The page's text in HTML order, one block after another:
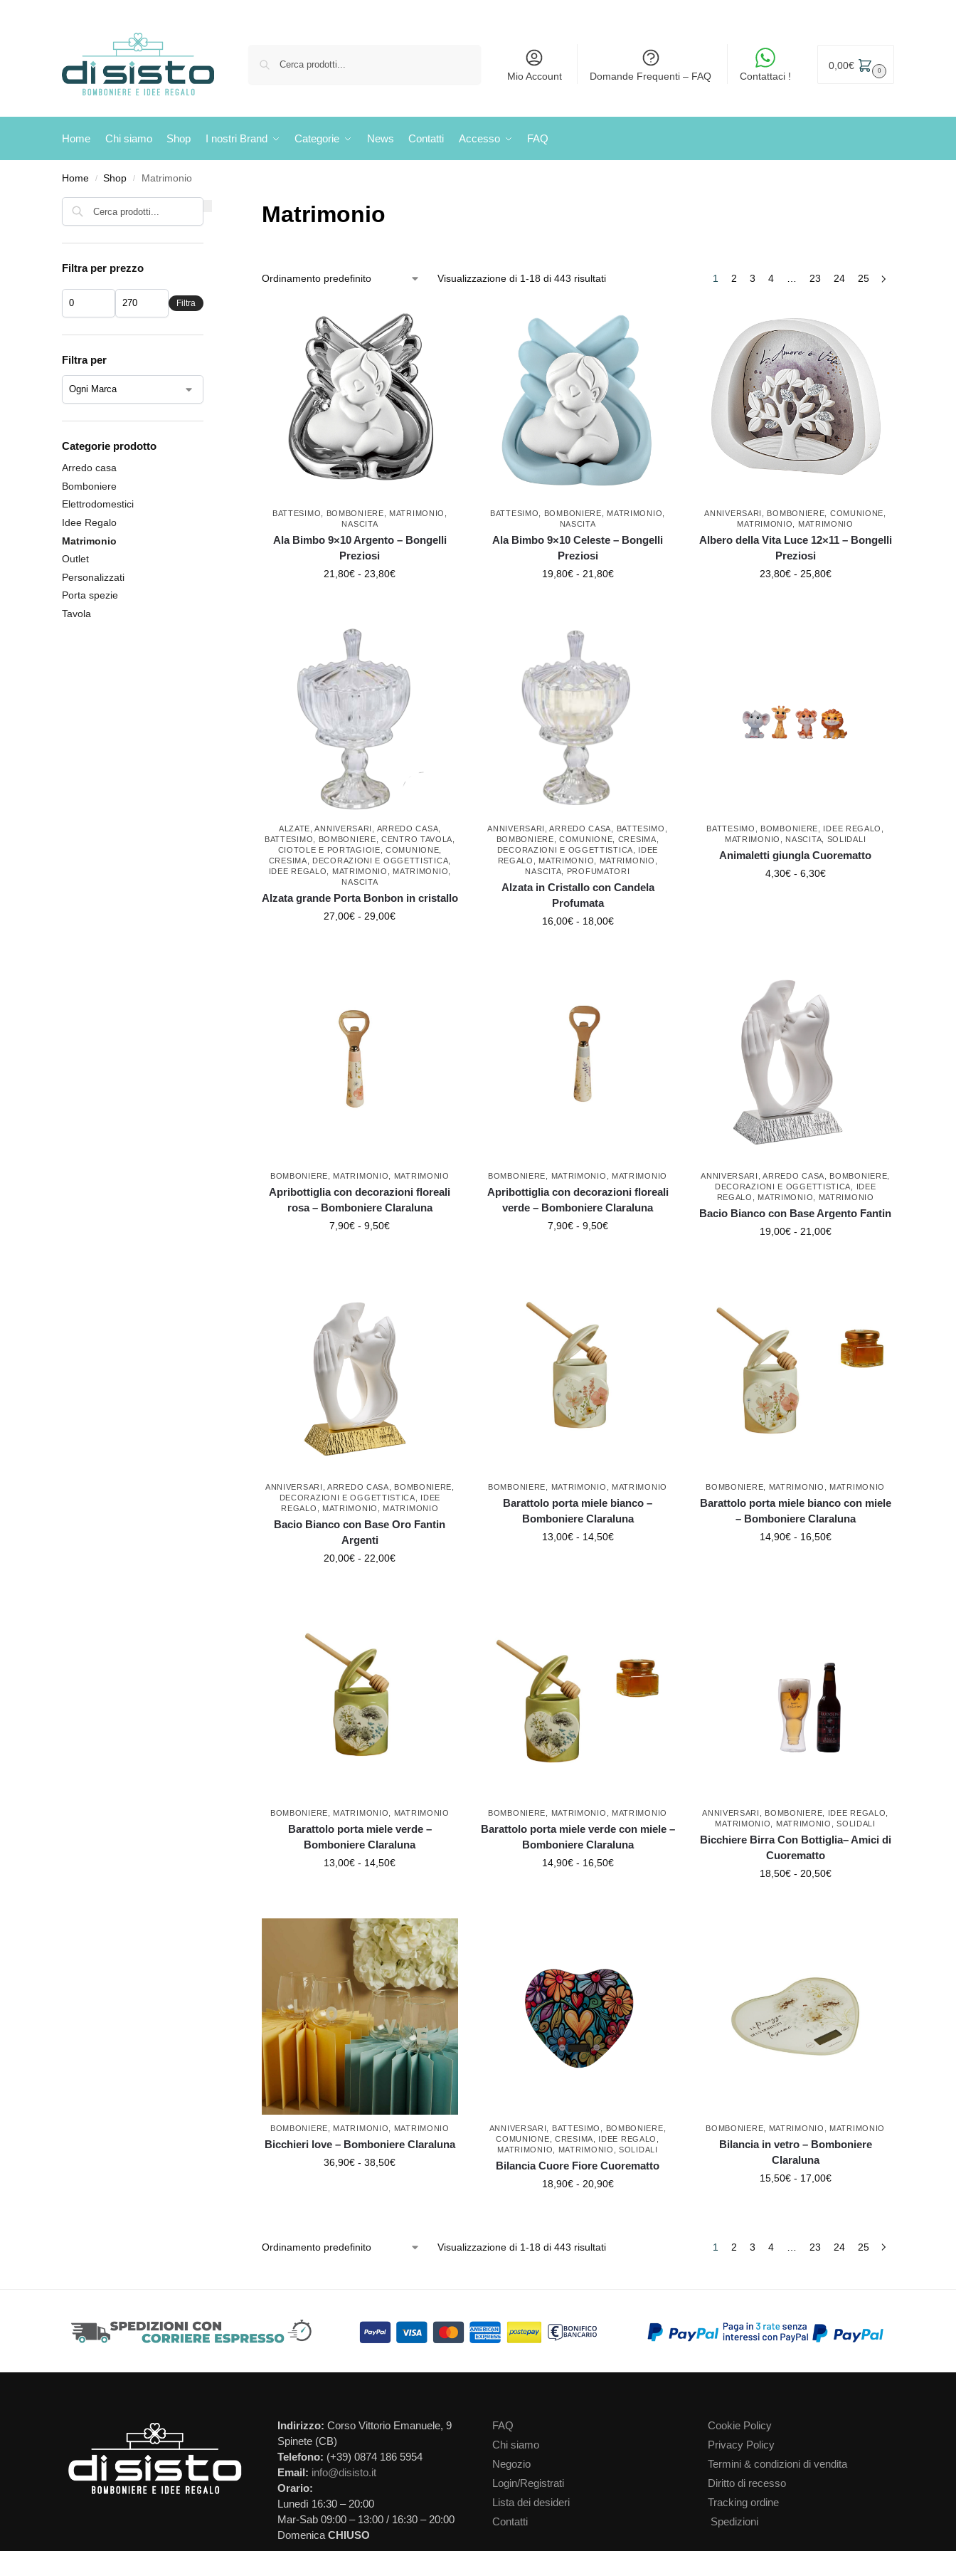
Mio Account Domande Frequenti – FAQ Contattaci !
0,00€ 0
Home Chi siamo Shop I nostri Brand Categorie News Contatti Accesso FAQ
Home / Shop / Matrimonio
Matrimonio
Visualizzazione di 1-18 di 443 risultati 1 2 3 4 23 24 25
BATTESIMO BOMBONIERE MATRIMONIO
NASCITA
Ala Bimbo 9×10 Argento – Bongelli
Preziosi
21,80€ - 23,80€
BATTESIMO BOMBONIERE MATRIMONIO
NASCITA
Ala Bimbo 9×10 Celeste – Bongelli
Preziosi
19,80€ - 21,80€
ANNIVERSARI BOMBONIERE COMUNIONE
MATRIMONIO
MATRIMONIO
Albero della Vita Luce 12×11 – Bongelli
Preziosi
23,80€ - 25,80€
ALZATE ,ANNIVERSARI ARREDO CASA
BATTESIMO
BOMBONIERE ,CENTRO TAVOLA
CIOTOLE E PORTAGIOIE ,COMUNIONE
CRESIMA
DECORAZIONI E OGGETTISTICA
IDEE REGALO
MATRIMONIO MATRIMONIO
NASCITA
Alzata grande Porta Bonbon in cristallo
27,00€ - 29,00€
ANNIVERSARI ,ARREDO CASA BATTESIMO
BOMBONIERE ,COMUNIONE CRESIMA
DECORAZIONI E OGGETTISTICA
IDEE
REGALO
MATRIMONIO MATRIMONIO
NASCITA
PROFUMATORI
Alzata in Cristallo con Candela
Profumata
16,00€ - 18,00€
BATTESIMO BOMBONIERE IDEE REGALO
MATRIMONIO
NASCITA SOLIDALI
Animaletti giungla Cuorematto
4,30€ - 6,30€
BOMBONIERE MATRIMONIO MATRIMONIO
Apribottiglia con decorazioni floreali
rosa – Bomboniere Claraluna
7,90€ - 9,50€
BOMBONIERE MATRIMONIO MATRIMONIO
Apribottiglia con decorazioni floreali
verde – Bomboniere Claraluna
7,90€ - 9,50€
ANNIVERSARI ,ARREDO CASA BOMBONIERE
DECORAZIONI E OGGETTISTICA
IDEE
REGALO
MATRIMONIO MATRIMONIO
Bacio Bianco con Base Argento Fantin
19,00€ - 21,00€
ANNIVERSARI ,ARREDO CASA BOMBONIERE
DECORAZIONI E OGGETTISTICA
IDEE
REGALO
MATRIMONIO MATRIMONIO
Bacio Bianco con Base Oro Fantin
Argenti
20,00€ - 22,00€
BOMBONIERE MATRIMONIO MATRIMONIO
Barattolo porta miele bianco –
Bomboniere Claraluna
13,00€ - 14,50€
BOMBONIERE MATRIMONIO MATRIMONIO
Barattolo porta miele bianco con miele
– Bomboniere Claraluna
14,90€ - 16,50€
BOMBONIERE MATRIMONIO MATRIMONIO
Barattolo porta miele verde –
Bomboniere Claraluna
13,00€ - 14,50€
BOMBONIERE MATRIMONIO MATRIMONIO
Barattolo porta miele verde con miele –
Bomboniere Claraluna
14,90€ - 16,50€
ANNIVERSARI BOMBONIERE IDEE REGALO
MATRIMONIO
MATRIMONIO ,SOLIDALI
Bicchiere Birra Con Bottiglia– Amici di
Cuorematto
18,50€ - 20,50€
BOMBONIERE MATRIMONIO MATRIMONIO
Bicchieri love – Bomboniere Claraluna
36,90€ - 38,50€
ANNIVERSARI BATTESIMO BOMBONIERE
COMUNIONE
CRESIMA IDEE REGALO
MATRIMONIO
MATRIMONIO ,SOLIDALI
Bilancia Cuore Fiore Cuorematto
18,90€ - 20,90€
BOMBONIERE MATRIMONIO MATRIMONIO
Bilancia in vetro – Bomboniere
Claraluna
15,50€ - 17,00€
Visualizzazione di 1-18 di 443 risultati 1 2 3 4 23 24 25
Filtra per prezzo
Filtra
Filtra per
Categorie prodotto
Arredo casa
Bomboniere
Elettrodomestici
Idee Regalo
Matrimonio
Outlet
Personalizzati
Porta spezie
Tavola
Indirizzo: Corso Vittorio Emanuele, 9
Spinete (CB)
Telefono: (+39) 0874 186 5954
Email: info@disisto.it
Orario:
Lunedì 16:30 – 20:00
Mar-Sab 09:00 – 13:00 / 16:30 – 20:00
Domenica CHIUSO
FAQ
Chi siamo
Negozio
Login/Registrati
Lista dei desideri
Contatti
Cookie Policy
Privacy Policy
Termini & condizioni di vendita
Diritto di recesso
Tracking ordine
Spedizioni